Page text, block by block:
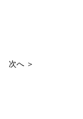
次へ ＞